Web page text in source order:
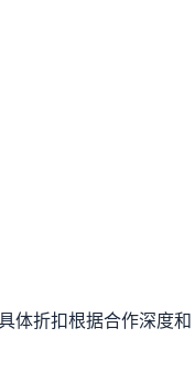
体折扣根据合作深度和